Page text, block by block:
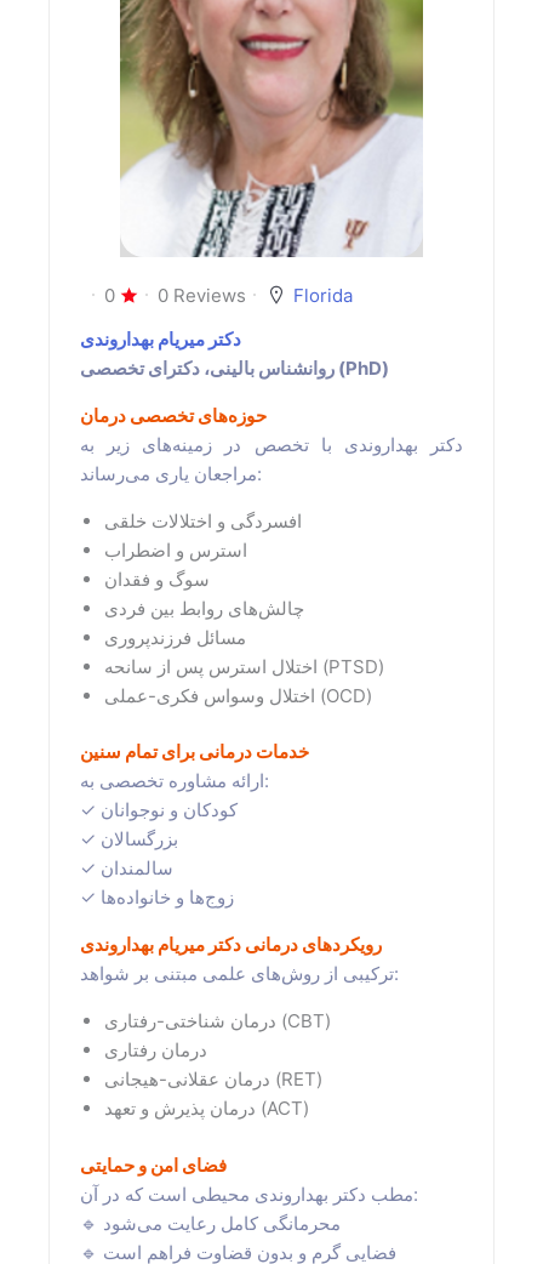
0 0 Reviews
Florida
دکتر میریام بهداروندی
روانشناس بالینی، دکترای تخصصی (PhD)
حوزه‌های تخصصی درمان
دکتر بهداروندی با تخصص در زمینه‌های زیر به
مراجعان یاری می‌رساند:
افسردگی و اختلالات خلقی
استرس و اضطراب
سوگ و فقدان
چالش‌های روابط بین فردی
مسائل فرزندپروری
اختلال استرس پس از سانحه (PTSD)
اختلال وسواس فکری-عملی (OCD)
خدمات درمانی برای تمام سنین
ارائه مشاوره تخصصی به:
✓ کودکان و نوجوانان
✓ بزرگسالان
✓ سالمندان
✓ زوج‌ها و خانواده‌ها
رویکردهای درمانی دکتر میریام بهداروندی
ترکیبی از روش‌های علمی مبتنی بر شواهد:
درمان شناختی-رفتاری (CBT)
درمان رفتاری
درمان عقلانی-هیجانی (RET)
درمان پذیرش و تعهد (ACT)
فضای امن و حمایتی
مطب دکتر بهداروندی محیطی است که در آن:
🔹 محرمانگی کامل رعایت می‌شود
🔹 فضایی گرم و بدون قضاوت فراهم است